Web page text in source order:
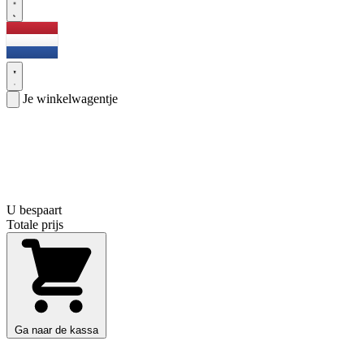
Je winkelwagentje
U bespaart
Totale prijs
Ga naar de kassa